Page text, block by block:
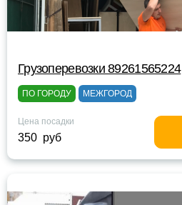
Грузоперевозки 89261565224
ПО ГОРОДУ МЕЖГОРОД
Цена посадки
350 руб